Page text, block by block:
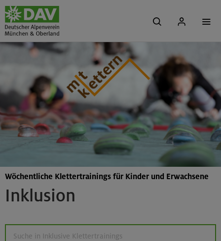
Inklusion
Wöchentliche Klettertrainings für Kinder und Erwachsene